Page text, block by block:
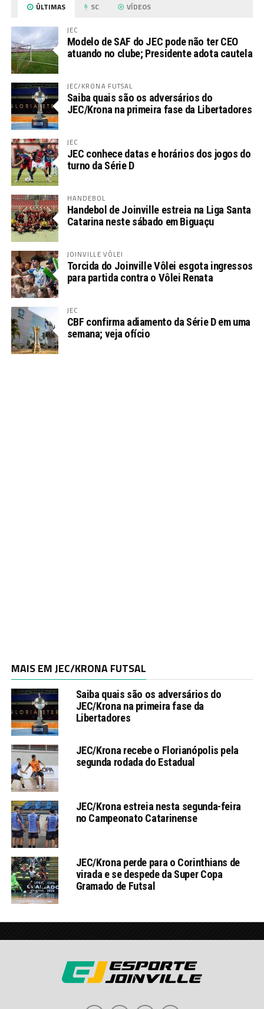
ÚLTIMAS SC VÍDEOS
JEC
Modelo de SAF do JEC pode não ter CEO
atuando no clube; Presidente adota cautela
JEC/KRONA FUTSAL
Saiba quais são os adversários do
JEC/Krona na primeira fase da Libertadores
JEC
JEC conhece datas e horários dos jogos do
turno da Série D
HANDEBOL
Handebol de Joinville estreia na Liga Santa
Catarina neste sábado em Biguaçu
JOINVILLE VÔLEI
Torcida do Joinville Vôlei esgota ingressos
para partida contra o Vôlei Renata
JEC
CBF confirma adiamento da Série D em uma
semana; veja ofício
MAIS EM JEC/KRONA FUTSAL
Saiba quais são os adversários do
JEC/Krona na primeira fase da
Libertadores
JEC/Krona recebe o Florianópolis pela
segunda rodada do Estadual
JEC/Krona estreia nesta segunda-feira
no Campeonato Catarinense
JEC/Krona perde para o Corinthians de
virada e se despede da Super Copa
Gramado de Futsal